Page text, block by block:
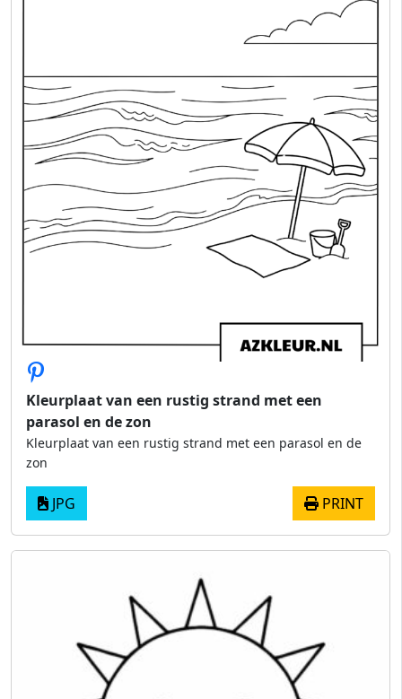
Kleurplaat van een rustig strand met een
parasol en de zon
Kleurplaat van een rustig strand met een parasol en de
zon
JPG PRINT